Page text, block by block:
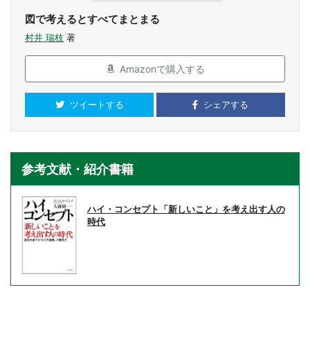
図で考えるとすべてまとまる
村井 瑞枝 著
Amazonで購入する
ツイートする シェアする
参考文献・紹介書籍
ハイ・コンセプト「新しいこと」を考え出す人の
時代